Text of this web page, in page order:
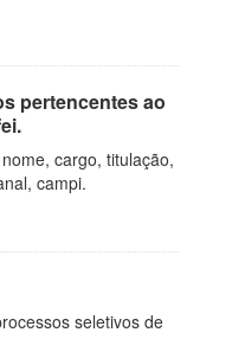
pertencentes ao
cargo, titulação,
campi.
seletivos de